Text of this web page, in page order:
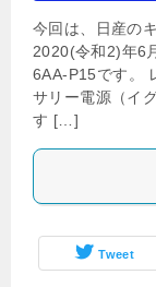
今回は、日産の
2020(令和2)年6
6AA-P15です。
サリー電源（イ
す […]
Tweet